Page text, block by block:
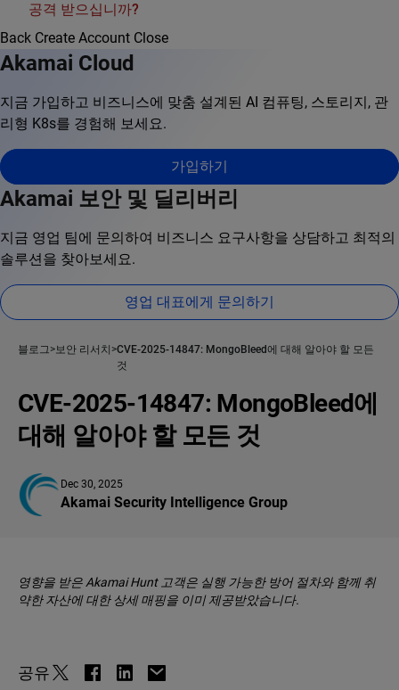
공격 받으십니까?
Back Create Account Close
Akamai Cloud
지금 가입하고 비즈니스에 맞춤 설계된 AI 컴퓨팅, 스토리지, 관
리형 K8s를 경험해 보세요.
가입하기
Akamai 보안 및 딜리버리
지금 영업 팀에 문의하여 비즈니스 요구사항을 상담하고 최적의
솔루션을 찾아보세요.
영업 대표에게 문의하기
블로그 보안 리서치
CVE-2025-14847: MongoBleed에 대해 알아야 할 모든
것
CVE-2025-14847: MongoBleed에
대해 알아야 할 모든 것
Dec 30, 2025
Akamai Security Intelligence Group
영향을 받은 Akamai Hunt 고객은 실행 가능한 방어 절차와 함께 취
약한 자산에 대한 상세 매핑을 이미 제공받았습니다.
공유